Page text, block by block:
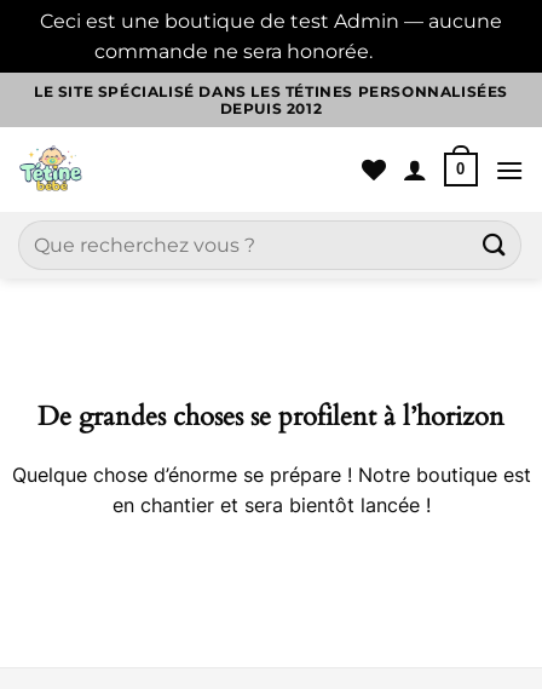
Ceci est une boutique de test Admin — aucune
commande ne sera honorée.
Passer
contenu
LE SITE SPÉCIALISÉ DANS LES TÉTINES PERSONNALISÉES
DEPUIS 2012
0
Recherche
pour :
De grandes choses se profilent à l’horizon
Quelque chose d’énorme se prépare ! Notre boutique est
en chantier et sera bientôt lancée !